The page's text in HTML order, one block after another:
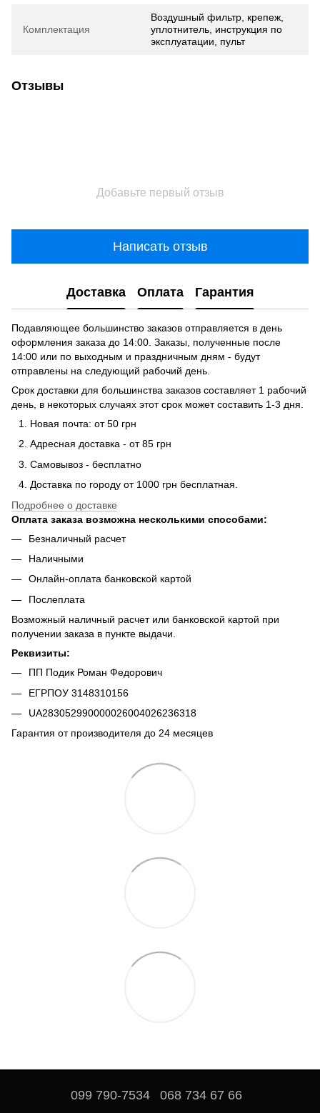
Комплектация
Воздушный фильтр, крепеж,
уплотнитель, инструкция по
эксплуатации, пульт
Отзывы
Добавьте первый отзыв
Написать отзыв
Доставка Оплата Гарантия
Подавляющее большинство заказов отправляется в день
оформления заказа до 14:00. Заказы, полученные после
14:00 или по выходным и праздничным дням - будут
отправлены на следующий рабочий день.
Срок доставки для большинства заказов составляет 1 рабочий
день, в некоторых случаях этот срок может составить 1-3 дня.
Новая почта: от 50 грн
Адресная доставка - от 85 грн
Самовывоз - бесплатно
Доставка по городу от 1000 грн бесплатная.
Подробнее о доставке
Оплата заказа возможна несколькими способами:
Безналичный расчет
Наличными
Онлайн-оплата банковской картой
Послеплата
Возможный наличный расчет или банковской картой при
получении заказа в пункте выдачи.
Реквизиты:
ПП Подик Роман Федорович
ЕГРПОУ 3148310156
UA283052990000026004026236318
Гарантия от производителя до 24 месяцев
099 790-7534 068 734 67 66